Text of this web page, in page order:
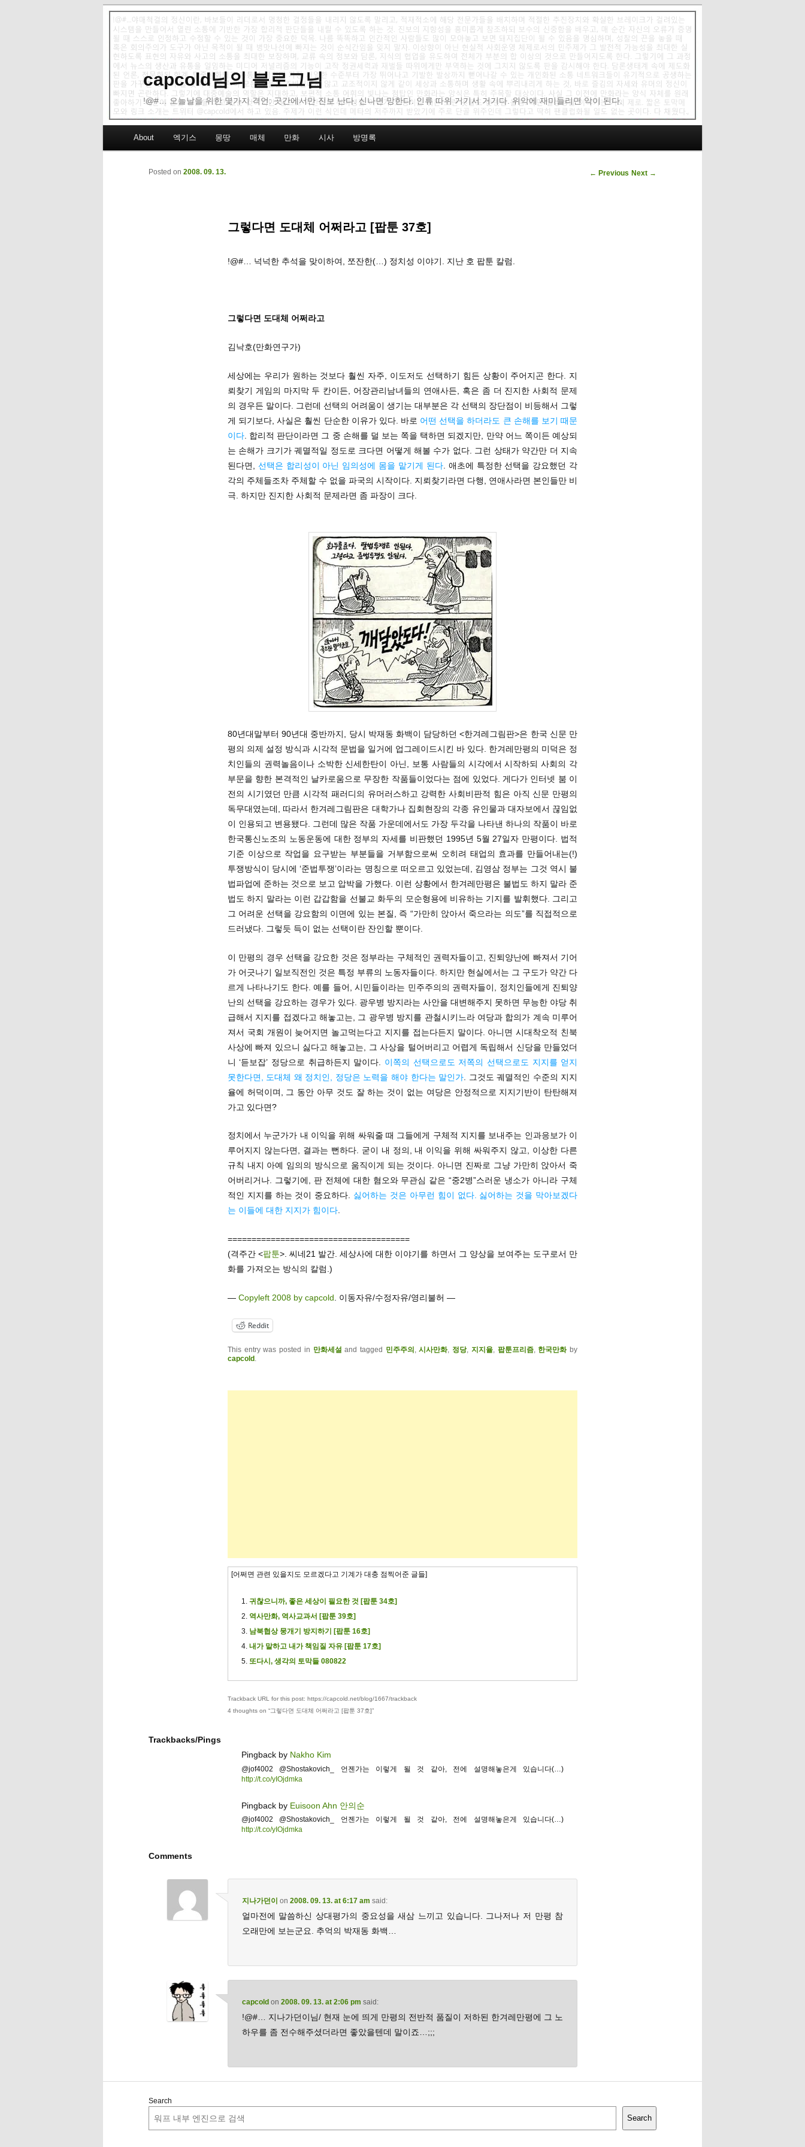
capcold님의 블로그님
!@#… 오늘날을 위한 몇가지 격언: 곳간에서만 진보 난다. 신나면 망한다. 인류 따위 거기서 거기다. 위악에 재미들리면 악이 된다.
Skip to primary content
Skip to secondary content
About 엑기스 몽땅 매체 만화 시사 방명록
Post navigation
← Previous Next →
그렇다면 도대체 어쩌라고 [팝툰 37호]
Posted on 2008. 09. 13.
!@#… 넉넉한 추석을 맞이하여, 쪼잔한(…) 정치성 이야기. 지난 호 팝툰 칼럼.
그렇다면 도대체 어쩌라고
김낙호(만화연구가)
세상에는 우리가 원하는 것보다 훨씬 자주, 이도저도 선택하기 힘든 상황이 주어지곤 한다. 지
뢰찾기 게임의 마지막 두 칸이든, 어장관리남녀들의 연애사든, 혹은 좀 더 진지한 사회적 문제
의 경우든 말이다. 그런데 선택의 어려움이 생기는 대부분은 각 선택의 장단점이 비등해서 그렇
게 되기보다, 사실은 훨씬 단순한 이유가 있다. 바로 어떤 선택을 하더라도 큰 손해를 보기 때문
이다. 합리적 판단이라면 그 중 손해를 덜 보는 쪽을 택하면 되겠지만, 만약 어느 쪽이든 예상되
는 손해가 크기가 궤멸적일 정도로 크다면 어떻게 해볼 수가 없다. 그런 상태가 약간만 더 지속
된다면, 선택은 합리성이 아닌 임의성에 몸을 맡기게 된다. 애초에 특정한 선택을 강요했던 각
각의 주체들조차 주체할 수 없을 파국의 시작이다. 지뢰찾기라면 다행, 연애사라면 본인들만 비
극. 하지만 진지한 사회적 문제라면 좀 파장이 크다.
80년대말부터 90년대 중반까지, 당시 박재동 화백이 담당하던 <한겨레그림판>은 한국 신문 만
평의 의제 설정 방식과 시각적 문법을 일거에 업그레이드시킨 바 있다. 한겨레만평의 미덕은 정
치인들의 권력놀음이나 소박한 신세한탄이 아닌, 보통 사람들의 시각에서 시작하되 사회의 각
부문을 향한 본격적인 날카로움으로 무장한 작품들이었다는 점에 있었다. 게다가 인터넷 붐 이
전의 시기였던 만큼 시각적 패러디의 유머러스하고 강력한 사회비판적 힘은 아직 신문 만평의
독무대였는데, 따라서 한겨레그림판은 대학가나 집회현장의 각종 유인물과 대자보에서 끊임없
이 인용되고 변용됐다. 그런데 많은 작품 가운데에서도 가장 두각을 나타낸 하나의 작품이 바로
한국통신노조의 노동운동에 대한 정부의 자세를 비판했던 1995년 5월 27일자 만평이다. 법적
기준 이상으로 작업을 요구받는 부분들을 거부함으로써 오히려 태업의 효과를 만들어내는(!)
투쟁방식이 당시에 ‘준법투쟁’이라는 명칭으로 떠오르고 있었는데, 김영삼 정부는 그것 역시 불
법파업에 준하는 것으로 보고 압박을 가했다. 이런 상황에서 한겨레만평은 불법도 하지 말라 준
법도 하지 말라는 이런 갑갑함을 선불교 화두의 모순형용에 비유하는 기지를 발휘했다. 그리고
그 어려운 선택을 강요함의 이면에 있는 본질, 즉 “가만히 앉아서 죽으라는 의도”를 직접적으로
드러냈다. 그렇듯 득이 없는 선택이란 잔인할 뿐이다.
이 만평의 경우 선택을 강요한 것은 정부라는 구체적인 권력자들이고, 진퇴양난에 빠져서 기어
가 어긋나기 일보직전인 것은 특정 부류의 노동자들이다. 하지만 현실에서는 그 구도가 약간 다
르게 나타나기도 한다. 예를 들어, 시민들이라는 민주주의의 권력자들이, 정치인들에게 진퇴양
난의 선택을 강요하는 경우가 있다. 광우병 방지라는 사안을 대변해주지 못하면 무능한 야당 취
급해서 지지를 접겠다고 해놓고는, 그 광우병 방지를 관철시키느라 여당과 합의가 계속 미루어
져서 국회 개원이 늦어지면 놀고먹는다고 지지를 접는다든지 말이다. 아니면 시대착오적 친북
사상에 빠져 있으니 싫다고 해놓고는, 그 사상을 털어버리고 어렵게 독립해서 신당을 만들었더
니 ‘듣보잡’ 정당으로 취급하든지 말이다. 이쪽의 선택으로도 저쪽의 선택으로도 지지를 얻지
못한다면, 도대체 왜 정치인, 정당은 노력을 해야 한다는 말인가 . 그것도 궤멸적인 수준의 지지
율에 허덕이며, 그 동안 아무 것도 잘 하는 것이 없는 여당은 안정적으로 지지기반이 탄탄해져
가고 있다면?
정치에서 누군가가 내 이익을 위해 싸워줄 때 그들에게 구체적 지지를 보내주는 인과응보가 이
루어지지 않는다면, 결과는 뻔하다. 굳이 내 정의, 내 이익을 위해 싸워주지 않고, 이상한 다른
규칙 내지 아예 임의의 방식으로 움직이게 되는 것이다. 아니면 진짜로 그냥 가만히 앉아서 죽
어버리거나. 그렇기에, 판 전체에 대한 혐오와 무관심 같은 “중2병”스러운 냉소가 아니라 구체
적인 지지를 하는 것이 중요하다. 싫어하는 것은 아무런 힘이 없다. 싫어하는 것을 막아보겠다
는 이들에 대한 지지가 힘이다.
======================================
(격주간 <팝툰>. 씨네21 발간. 세상사에 대한 이야기를 하면서 그 양상을 보여주는 도구로서 만
화를 가져오는 방식의 칼럼.)
— Copyleft 2008 by capcold . 이동자유/수정자유/영리불허 —
Reddit
This entry was posted in 만화세설 and tagged 민주주의 ,시사만화, 정당, 지지율, 팝툰프리즘, 한국만화by
capcold.
[어쩌면 관련 있을지도 모르겠다고 기계가 대충 점찍어준 글들]
귀찮으니까, 좋은 세상이 필요한 것 [팝툰 34호]
역사만화, 역사교과서 [팝툰 39호]
남북협상 뭉개기 방지하기 [팝툰 16호]
내가 말하고 내가 책임질 자유 [팝툰 17호]
또다시, 생각의 토막들 080822
Trackback URL for this post: https://capcold.net/blog/1667/trackback
4 thoughts on “그렇다면 도대체 어쩌라고 [팝툰 37호]”
Trackbacks/Pings
Pingback by Nakho Kim
@jof4002 @Shostakovich_ 언젠가는 이렇게 될 것 같아, 전에 설명해놓은게 있습니다(…)
http://t.co/yIOjdmka
Pingback by Euisoon Ahn 안의순
@jof4002 @Shostakovich_ 언젠가는 이렇게 될 것 같아, 전에 설명해놓은게 있습니다(…)
http://t.co/yIOjdmka
Comments
지나가던이 on 2008. 09. 13. at 6:17 am said:
얼마전에 말씀하신 상대평가의 중요성을 새삼 느끼고 있습니다. 그나저나 저 만평 참
오래만에 보는군요. 추억의 박재동 화백…
capcoldon 2008. 09. 13. at 2:06 pm said:
!@#… 지나가던이님/ 현재 눈에 띄게 만평의 전반적 품질이 저하된 한겨레만평에 그 노
하우를 좀 전수해주셨더라면 좋았을텐데 말이죠…;;;
Search
Search